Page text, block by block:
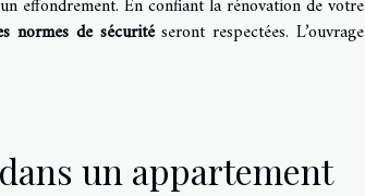
effondrement. En confiant la rénovation de votre
normes de sécuritéseront respectées. L’ouvrage
un appartement